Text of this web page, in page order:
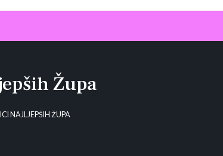
Župa
NAJLJEPŠIH ŽUPA